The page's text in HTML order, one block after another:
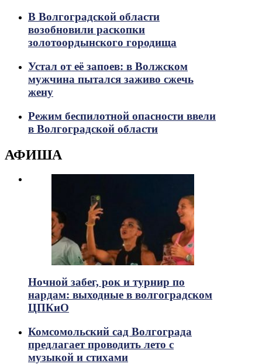
В Волгоградской области
возобновили раскопки
золотоордынского городища
Устал от её запоев: в Волжском
мужчина пытался заживо сжечь
жену
Режим беспилотной опасности ввели
в Волгоградской области
АФИША
Ночной забег, рок и турнир по
нардам: выходные в волгоградском
ЦПКиО
Комсомольский сад Волгограда
предлагает проводить лето с
музыкой и стихами